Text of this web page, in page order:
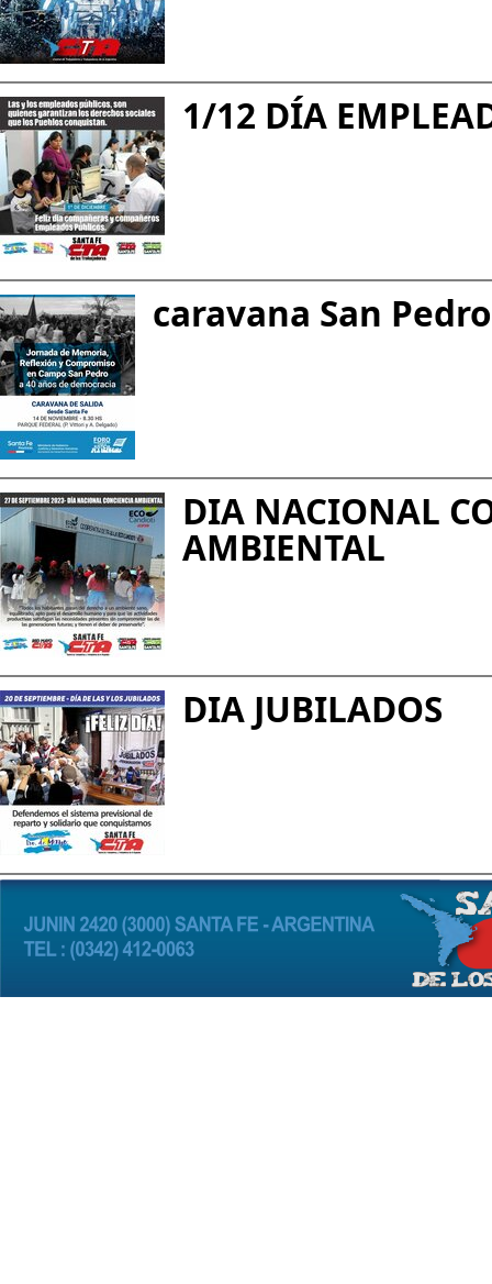
1/12 DÍA
caravana San Pedro
DIA NACIONAL
AMBIENTAL
DIA JUBILADOS